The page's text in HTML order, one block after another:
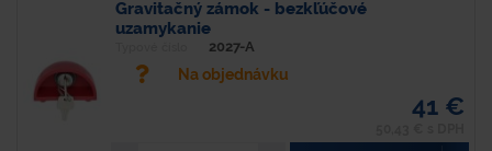
Gravitačný zámok - bezkľúčové
uzamykanie
2027-A
Na objednávku
41 €